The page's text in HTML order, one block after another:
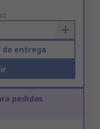
de entrega
pedidos